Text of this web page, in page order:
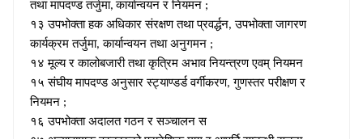
तथा मापदण्ड तर्जुमा, कार्यान्वयन र नियमन ;
१३ उपभोक्ता हक अधिकार संरक्षण तथा प्रवर्द्धन, उपभोक्ता जागरण
कार्यक्रम तर्जुमा, कार्यान्वयन तथा अनुगमन ;
१४ मूल्य र कालोबजारी तथा कृत्रिम अभाव नियन्त्रण एवम् नियमन
१५ संघीय मापदण्ड अनुसार स्ट्याण्डर्ड वर्गीकरण, गुणस्तर परीक्षण र
नियमन ;
१६ उपभोक्ता अदालत गठन र सञ्चालन स